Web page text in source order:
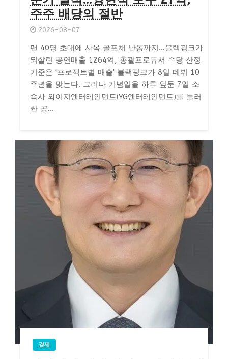
주주 배당의 절반
2026-08-07
팬 40명 초대에 사옥 골프채 난동까지…블랙핑크가
되살린 공연매출 1264억, 총괄프로듀서 수당 산정
기준은 '프로젝트별 매출' 블랙핑크가 8일 데뷔 10
주년을 맞는다. 그러나 기념일을 하루 앞둔 7일 소
속사 와이지엔터테인먼트(YG엔터테인먼트)를 둘러
싼 공...
경제